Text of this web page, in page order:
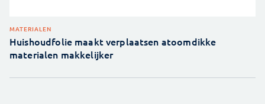
MATERIALEN
Huishoudfolie maakt verplaatsen atoomdikke
materialen makkelijker